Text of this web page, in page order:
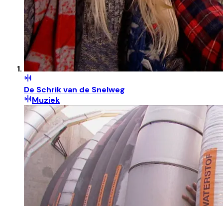
De Schrik van de Snelweg
Muziek